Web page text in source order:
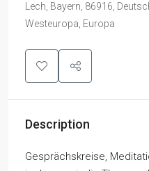
Lech, Bayern, 86916,
Westeuropa, Europa
Description
Gesprächskreise,